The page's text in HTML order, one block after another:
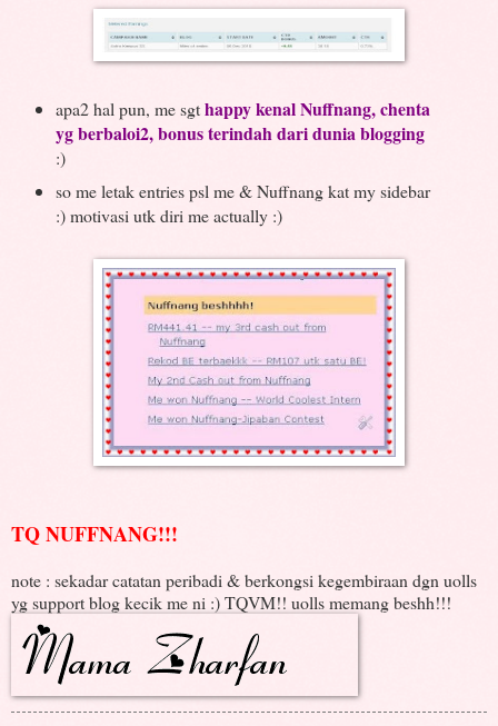
apa2 hal pun, me sgthappy kenal Nuffnang, chenta
yg berbaloi2, bonus terindah dari dunia blogging
:)
so me letak entries psl me & Nuffnang kat my sidebar
:) motivasi utk diri me actually :)
TQ NUFFNANG!!!
note : sekadar catatan peribadi & berkongsi kegembiraan dgn uolls
yg support blog kecik me ni :) TQVM!! uolls memang beshh!!!